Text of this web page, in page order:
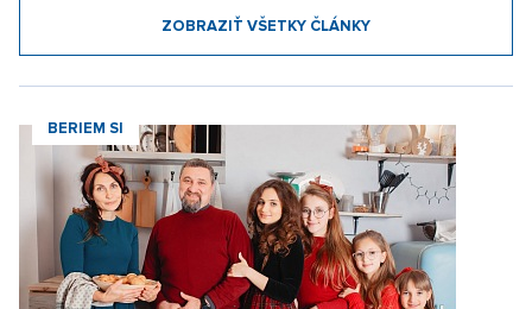
ZOBRAZIŤ VŠETKY ČLÁNKY
BERIEM SI